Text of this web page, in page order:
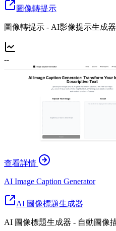
圖像轉提示
圖像轉提示 - AI影像提示生成
--
查看詳情
AI Image Caption Generator
AI 圖像標題生成器
AI 圖像標題生成器 - 自動圖像